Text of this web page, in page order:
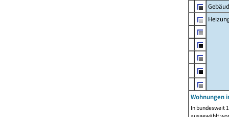
Wohnungen
In bundesweit